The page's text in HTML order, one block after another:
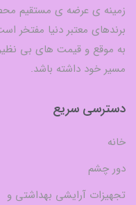
زمینه ی عرضه ی مستقیم
برندهای معتبر دنیا مفتخر
به موقع و قیمت های بی
مسیر خود داشته باشد.
دسترسی سریع
خانه
دور چشم
تجهیزات آرایشی بهداشتی و